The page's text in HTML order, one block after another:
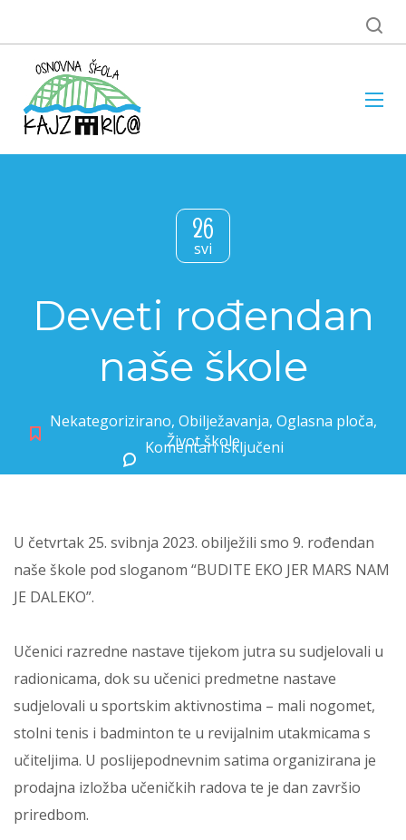
26
svi
Deveti rođendan
naše škole
Nekategorizirano, Obilježavanja, Oglasna ploča,
Život škole
Komentari isključeni
U četvrtak 25. svibnja 2023. obilježili smo 9. rođendan
naše škole pod sloganom “BUDITE EKO JER MARS NAM
JE DALEKO”.
Učenici razredne nastave tijekom jutra su sudjelovali u
radionicama, dok su učenici predmetne nastave
sudjelovali u sportskim aktivnostima – mali nogomet,
stolni tenis i badminton te u revijalnim utakmicama s
učiteljima. U poslijepodnevnim satima organizirana je
prodajna izložba učeničkih radova te je dan završio
priredbom.